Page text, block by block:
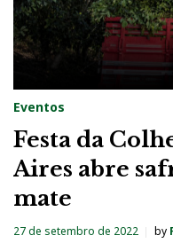
Eventos
Festa da
Aires abre
mate
27 de setembro de 2022 by